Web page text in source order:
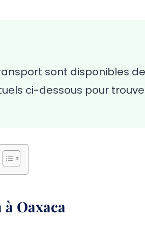
sont disponibles
ci-dessous pour
Oaxaca